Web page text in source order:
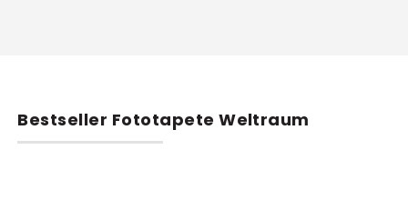
Bestseller Fototapete Weltraum